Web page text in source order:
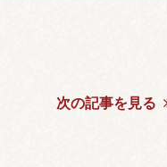
次の記事を見る